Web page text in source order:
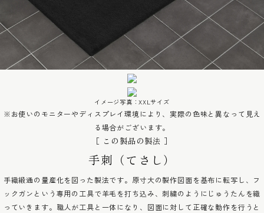
イメージ写真：XXLサイズ
※お使いのモニターやディスプレイ環境により、実際の色味と異なって見え
る場合がございます。
［ この製品の製法 ］
手刺（てさし）
手織緞通の量産化を図った製法です。原寸大の製作図面を基布に転写し、フ
ックガンという専用の工具で羊毛を打ち込み、刺繍のようにじゅうたんを織
っていきます。職人が工具と一体になり、図面に対して正確な動作を行うと